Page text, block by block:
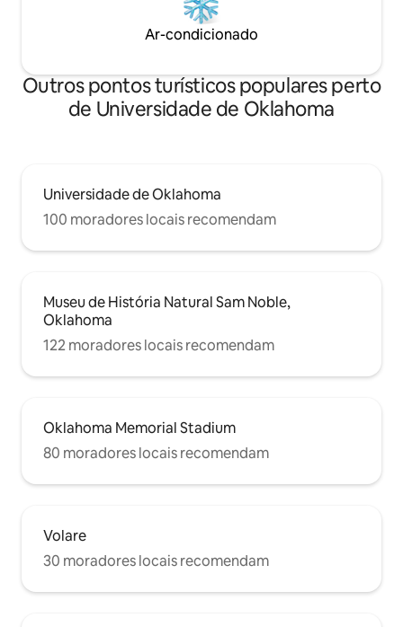
Ar-condicionado
Outros pontos turísticos populares perto
de Universidade de Oklahoma
Universidade de Oklahoma
100 moradores locais recomendam
Museu de História Natural Sam Noble,
Oklahoma
122 moradores locais recomendam
Oklahoma Memorial Stadium
80 moradores locais recomendam
Volare
30 moradores locais recomendam